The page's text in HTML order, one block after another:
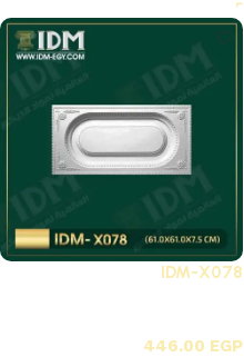
IDM-X078
446.00 EGP